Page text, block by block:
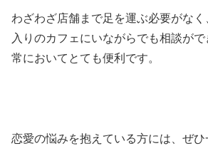
わざわざ店舗まで足を運ぶ必要がな
入りのカフェにいながらでも相談が
常においてとても便利です。
恋愛の悩みを抱えている方には、ぜ